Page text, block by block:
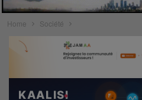
Home Société